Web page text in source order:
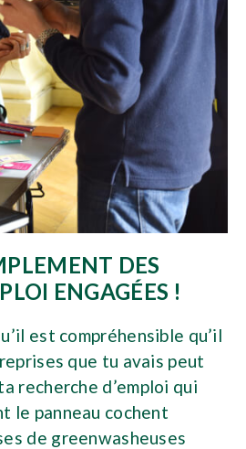
DES
ENGAGÉES !
est compréhensible qu’il
que tu avais peut
recherche d’emploi qui
le panneau cochent
de greenwasheuses